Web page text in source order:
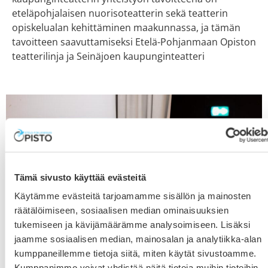
Tämä sivusto käyttää evästeitä
Käytämme evästeitä tarjoamamme sisällön ja mainosten
räätälöimiseen, sosiaalisen median ominaisuuksien
tukemiseen ja kävijämäärämme analysoimiseen. Lisäksi
jaamme sosiaalisen median, mainosalan ja analytiikka-alan
kumppaneillemme tietoja siitä, miten käytät sivustoamme.
eteläpohjalaisen nuorisoteatterin sekä teatterin
opiskelualan kehittäminen maakunnassa, ja tämän
tavoitteen saavuttamiseksi Etelä-Pohjanmaan Opiston
teatterilinja ja Seinäjoen kaupunginteatteri